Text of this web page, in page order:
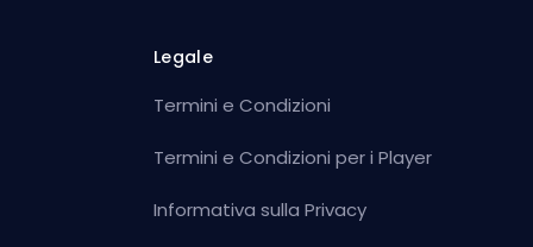
Legale
Termini e Condizioni
Termini e Condizioni per i Player
Informativa sulla Privacy